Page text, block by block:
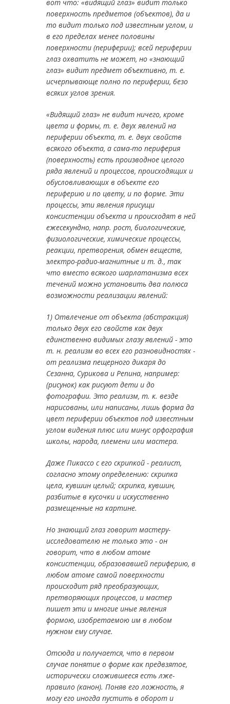
вот что: «видящий глаз» видит только
поверхность предметов (объектов), да и
то видит только под известным углом, и
в его пределах менее половины
поверхности (периферии); всей периферии
глаз охватить не может, но «знающий
глаз» видит предмет объективно, т. е.
исчерпывающе полно по периферии, безо
всяких углов зрения.
«Видящий глаз» не видит ничего, кроме
цвета и формы, т. е. двух явлений на
периферии объекта, т. е. двух свойств
всякого объекта, а сама-то периферия
(поверхность) есть произ­водное целого
ряда явлений и процессов, происходящих и
обусловливающих в объекте его
периферию и по цвету, и по форме. Эти
процессы, эти явления присущи
консистенции объекта и происходят в ней
ежесекундно, напр. рост, биологические,
физиологические, химические процессы,
реакции, претворения, обмен веществ,
электро-радио-магнитные и т. д., так
что вместо всякого шарлатанизма всех
течений можно установить два полюса
возможности реализации явлений:
1) Отвлечение от объекта (абстракция)
только двух его свойств как двух
единственно видимых глазу явлений - это
т. н. реализм во всех его разновидностях -
от реализма пещерного дикаря до
Сезанна, Сурикова и Репина, например:
(рисунок) как рисуют дети и до
фотографии. Это реализм, т. к. везде
нарисованы, или написаны, лишь форма да
цвет периферии объектов под известным
углом видения плюс или минус орфография
школы, народа, племени или мастера.
Даже Пикассо с его скрипкой - реалист,
согласно этому определению: скрипка
цела, кувшин целый; скрипка, кувшин,
разбитые в кусочки и искусственно
размещенные на картине.
Но знающий глаз говорит мастеру-
исследователю не только это - он
говорит, что в любом атоме
консистенции, образовавшей периферию, в
любом атоме самой поверхности
происходит ряд преобразующих,
претворяющих процессов, и мастер
пишет эти и многие иные явления
формою, изобретаемою им в любом
нужном ему случае.
Отсюда и получается, что в первом
случае понятие о форме как предвзятое,
исторически сложившееся есть лже-
правило (канон). Поняв его ложность, я
могу его иногда пустить в оборот и